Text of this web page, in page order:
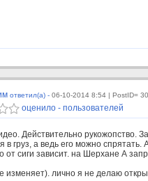
ответил(а) - 06-10-2014 8:54 | PostID=
оценило - пользователей
Действительно рукожопство.
в груз, а ведь его можно
от сиги зависит. на Шерхане А
изменяет). лично я не делаю